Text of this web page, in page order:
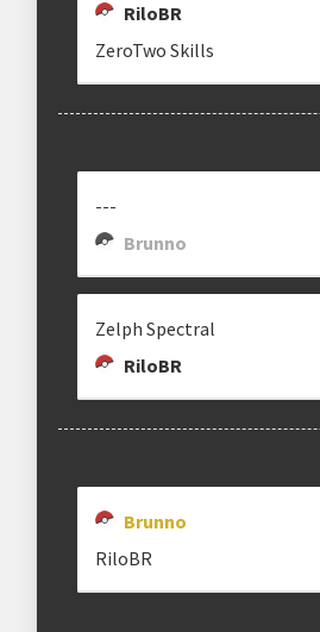
RiloBR
ZeroTwo Skills
---
Brunno
Zelph Spectral
RiloBR
Brunno
RiloBR